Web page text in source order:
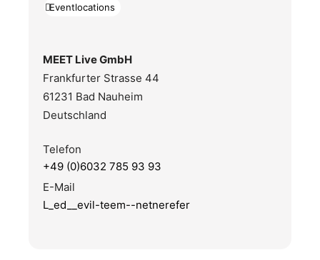
Eventlocations
MEET Live GmbH
Frankfurter Strasse 44
61231 Bad Nauheim
Deutschland
Telefon
+49 (0)6032 785 93 93
E-Mail
L_ed__evil-teem--netnerefer